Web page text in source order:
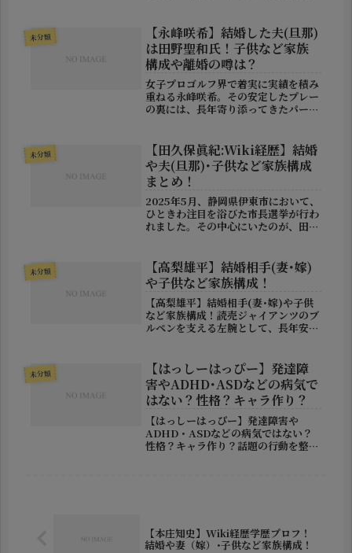
ではの情報リテラシー、そして言葉の
選び方へのこだわりなどが注目を集め
ていま...
未分類
【永峰咲希】結婚した夫(旦那)
は田野聖和氏！子供など家族
構成や離婚の噂は？
女子プロゴルフ界で着実に実績を積み
重ねる永峰咲希。その安定したプレー
の裏には、長年寄り添ってきたパート
単なる夫婦という枠を超えた“戦友”の
ような関係とも言われています。本...
未分類
【田久保眞紀:Wiki経歴】結婚
や夫(旦那)･子供など家族構成
まとめ！
2025年5月、静岡県伊東市において、
ひときわ注目を浴びた市長選挙が行わ
れました。その中心にいたのが、田久
された彼女は、市政の風を一変させる
存在として脚光を浴びました。しか...
未分類
【高梨雄平】結婚相手(妻･嫁)
や子供など家族構成！
【高梨雄平】結婚相手(妻･嫁)や子供
など家族構成！読売ジャイアンツのブ
ルペンを支える左腕として、長年安定
で打者を翻弄する一方、私生活では結
婚し、現在は父親としての顔も持っ
て...
未分類
【はっしーはっぴー】発達障
害やADHD･ASDなどの病気で
はない？性格？キャラ作り？
【はっしーはっぴー】発達障害や
ADHD・ASDなどの病気ではない？
性格？キャラ作り？話題の行動を整理
【本庄知史】Wiki経歴学歴プロフ！
結婚や妻（嫁）･子供など家族構成！